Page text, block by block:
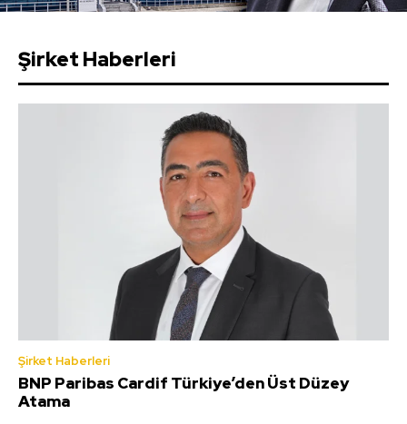
Şirket Haberleri
Şirket Haberleri
BNP Paribas Cardif Türkiye’den Üst Düzey
Atama